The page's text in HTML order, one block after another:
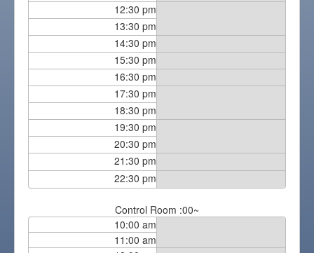
12:30 pm
13:30 pm
14:30 pm
15:30 pm
16:30 pm
17:30 pm
18:30 pm
19:30 pm
20:30 pm
21:30 pm
22:30 pm
Control Room :00~
10:00 am
11:00 am